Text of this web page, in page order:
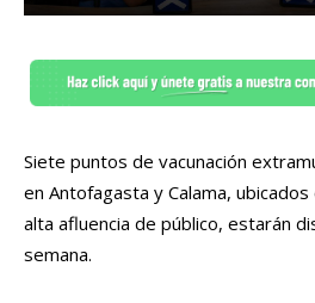
Siete puntos de vacunación
en Antofagasta y Calama,
alta afluencia de público, estarán
semana.